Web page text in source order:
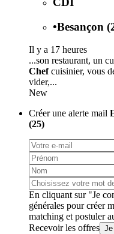
•Besançon
Il y a 17 heures
...son restaurant, un
Chefcuisinier, vous
vider,...
New
Créer une alerte mail
(25)
En cliquant sur "Je
générales pour créer
matching et postuler
Recevoir les offres